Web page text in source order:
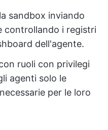
sandbox inviando
controllando i registri
dell'agente.
ruoli con privilegi
agenti solo le
per le loro